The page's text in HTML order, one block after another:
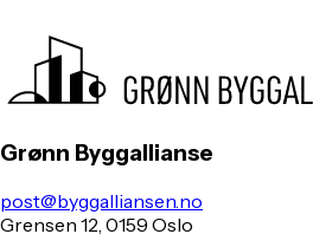
Grønn Byggallianse
post@byggalliansen.no
Grensen 12, 0159 Oslo